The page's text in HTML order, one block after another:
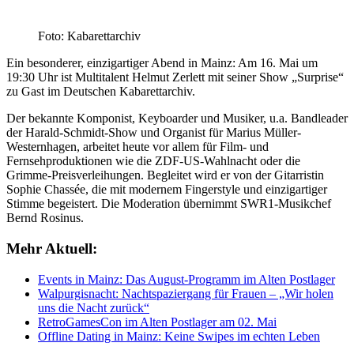
Foto: Kabarettarchiv
Ein besonderer, einzigartiger Abend in Mainz: Am 16. Mai um
19:30 Uhr ist Multitalent Helmut Zerlett mit seiner Show „Surprise“
zu Gast im Deutschen Kabarettarchiv.
Der bekannte Komponist, Keyboarder und Musiker, u.a. Bandleader
der Harald-Schmidt-Show und Organist für Marius Müller-
Westernhagen, arbeitet heute vor allem für Film- und
Fernsehproduktionen wie die ZDF-US-Wahlnacht oder die
Grimme-Preisverleihungen. Begleitet wird er von der Gitarristin
Sophie Chassée, die mit modernem Fingerstyle und einzigartiger
Stimme begeistert. Die Moderation übernimmt SWR1-Musikchef
Bernd Rosinus.
Mehr Aktuell:
Events in Mainz: Das August-Programm im Alten Postlager
Walpurgisnacht: Nachtspaziergang für Frauen – „Wir holen
uns die Nacht zurück“
RetroGamesCon im Alten Postlager am 02. Mai
Offline Dating in Mainz: Keine Swipes im echten Leben